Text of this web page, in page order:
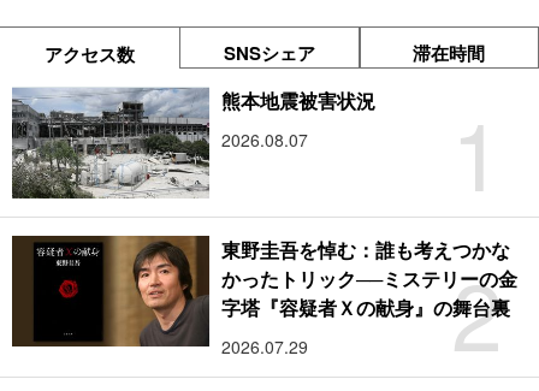
アクセス数 SNSシェア 滞在時間
1
熊本地震被害状況
2026.08.07
2
東野圭吾を悼む：誰も考えつかな
かったトリック──ミステリーの金
字塔『容疑者Ｘの献身』の舞台裏
2026.07.29